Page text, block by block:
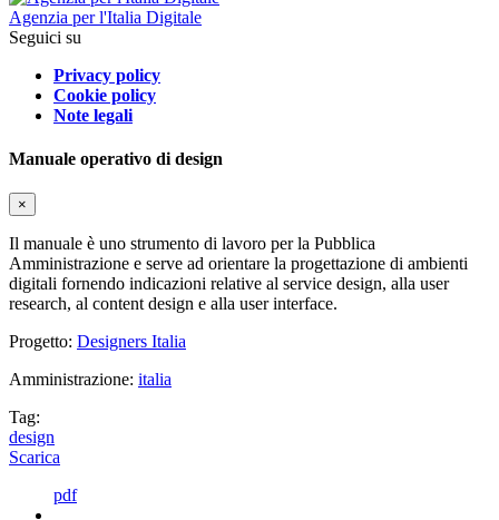
Agenzia per l'Italia Digitale
Seguici su
Privacy policy
Cookie policy
Note legali
Manuale operativo di design
×
Il manuale è uno strumento di lavoro per la Pubblica
Amministrazione e serve ad orientare la progettazione di ambienti
digitali fornendo indicazioni relative al service design, alla user
research, al content design e alla user interface.
Progetto: Designers Italia
Amministrazione: italia
Tag:
design
Scarica
pdf